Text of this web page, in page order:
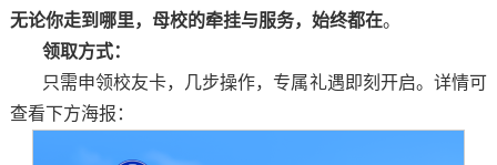
无论你走到哪里，母校的牵挂与服务，始终都在。
领取方式：
只需申领校友卡，几步操作，专属礼遇即刻开启。详情可
查看下方海报：